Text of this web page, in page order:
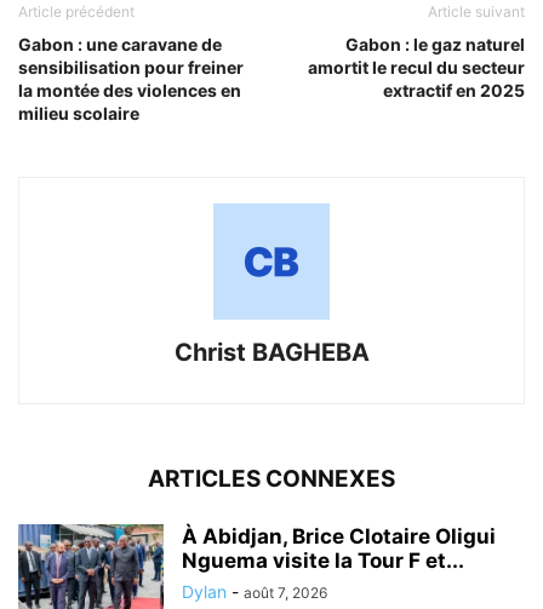
Article précédent
Gabon : une caravane de
sensibilisation pour freiner
la montée des violences en
milieu scolaire
Article suivant
Gabon : le gaz naturel
amortit le recul du secteur
extractif en 2025
Christ BAGHEBA
ARTICLES CONNEXES
À Abidjan, Brice Clotaire Oligui
Nguema visite la Tour F et...
Dylan - août 7, 2026